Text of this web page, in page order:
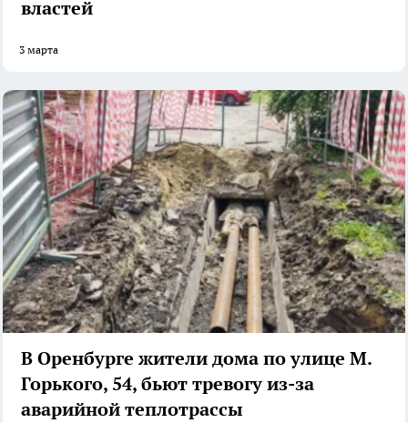
властей
3 марта
В Оренбурге жители дома по улице М.
Горького, 54, бьют тревогу из-за
аварийной теплотрассы